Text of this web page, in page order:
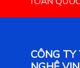
CÔNG